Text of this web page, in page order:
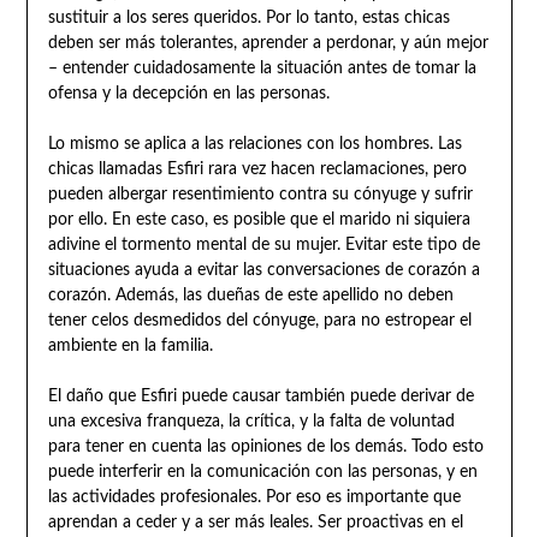
sustituir a los seres queridos. Por lo tanto, estas chicas
deben ser más tolerantes, aprender a perdonar, y aún mejor
– entender cuidadosamente la situación antes de tomar la
ofensa y la decepción en las personas.
Lo mismo se aplica a las relaciones con los hombres. Las
chicas llamadas Esfiri rara vez hacen reclamaciones, pero
pueden albergar resentimiento contra su cónyuge y sufrir
por ello. En este caso, es posible que el marido ni siquiera
adivine el tormento mental de su mujer. Evitar este tipo de
situaciones ayuda a evitar las conversaciones de corazón a
corazón. Además, las dueñas de este apellido no deben
tener celos desmedidos del cónyuge, para no estropear el
ambiente en la familia.
El daño que Esfiri puede causar también puede derivar de
una excesiva franqueza, la crítica, y la falta de voluntad
para tener en cuenta las opiniones de los demás. Todo esto
puede interferir en la comunicación con las personas, y en
las actividades profesionales. Por eso es importante que
aprendan a ceder y a ser más leales. Ser proactivas en el